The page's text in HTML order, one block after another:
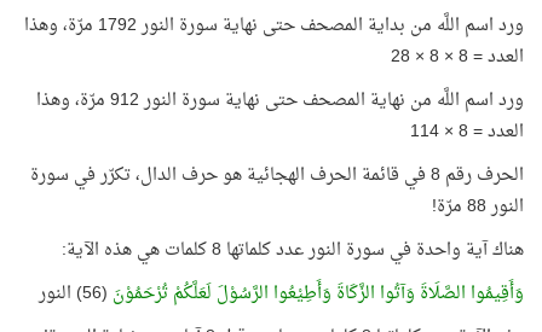
ورد اسم اللَّه من بداية المصحف حتى نهاية سورة النور 1792 مرّة، وهذا
العدد = 8 × 8 × 28
ورد اسم اللَّه من نهاية المصحف حتى نهاية سورة النور 912 مرّة، وهذا
العدد = 8 × 114
الحرف رقم 8 في قائمة الحرف الهجائية هو حرف الدال، تكرّر في سورة
النور 88 مرّة!
هناك آية واحدة في سورة النور عدد كلماتها 8 كلمات هي هذه الآية:
وَأَقِيمُوا الصَّلَاةَ وَآتُوا الزَّكَاةَ وَأَطِيْعُوا الرَّسُوْلَ لَعَلَّكُمْ تُرْحَمُوْنَ (56) النور